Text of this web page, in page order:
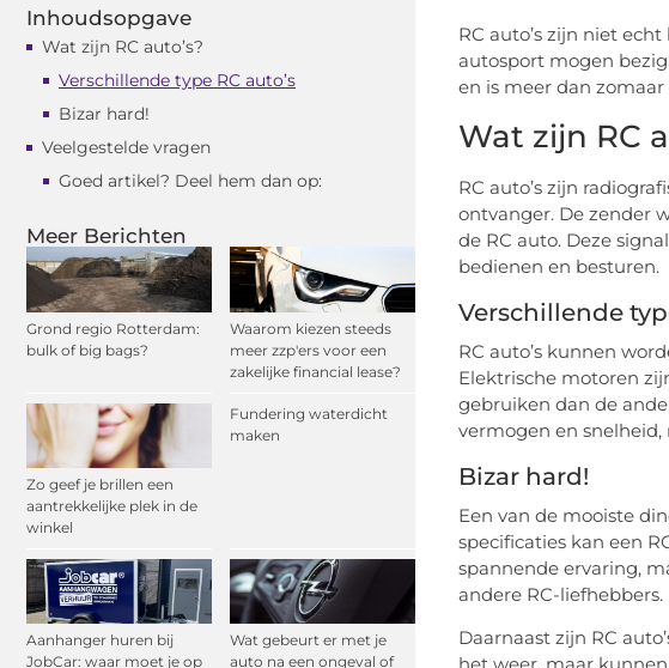
Inhoudsopgave
Wat zijn RC auto’s?
Verschillende type RC auto’s
Bizar hard!
Veelgestelde vragen
Goed artikel? Deel hem dan op:
Meer Berichten
Grond regio Rotterdam:
bulk of big bags?
Waarom kiezen steeds
meer zzp'ers voor een
zakelijke financial lease?
Zo geef je brillen een
aantrekkelijke plek in de
winkel
Fundering waterdicht
maken
Aanhanger huren bij
JobCar: waar moet je op
Wat gebeurt er met je
auto na een ongeval of
RC auto’s zijn niet
autosport mogen
en is meer dan
Wat zijn RC
RC auto’s zijn
ontvanger. De zender
de RC auto. Deze
bedienen en besturen.
Verschillende
RC auto’s kunnen
Elektrische motoren
gebruiken dan de
vermogen en
Bizar hard!
Een van de mooiste
specificaties kan een
spannende ervaring,
andere RC-liefhebbers.
Daarnaast zijn RC